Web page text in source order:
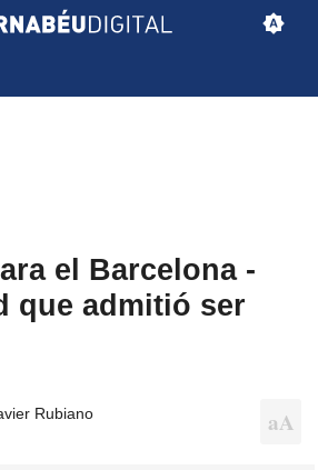
el Barcelona -
que admitió ser
Rubiano